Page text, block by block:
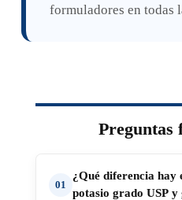
formuladores en todas
Preguntas
¿Qué diferencia hay
potasio grado USP y